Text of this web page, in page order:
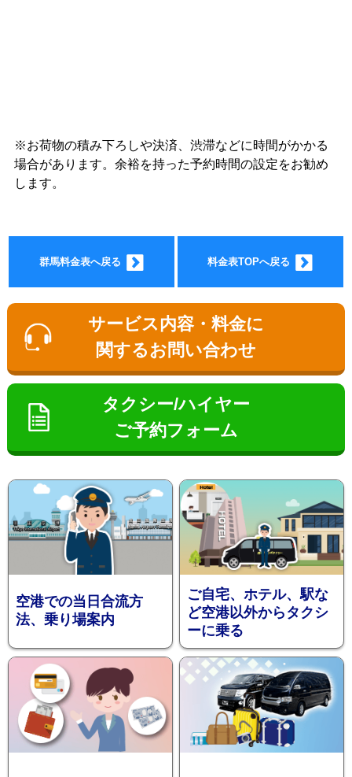
ョン料
金
インフ
ォメー
※お荷物の積み下ろしや決済、渋滞などに時間がかかる
場合があります。余裕を持った予約時間の設定をお勧め
します。
群馬料金表へ戻る 料金表TOPへ戻る
サービス内容・料金に
関するお問い合わせ
タクシー/ハイヤー
ご予約フォーム
空港での当日合流方
法、乗り場案内
ご自宅、ホテル、駅な
ど空港以外からタクシ
ーに乗る